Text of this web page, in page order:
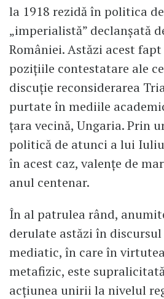
la 1918 rezidă în politica
„imperialistă” declanșată
României. Astăzi acest
pozițiile contestatare ale
discuție reconsiderarea
purtate în mediile
țara vecină, Ungaria. Prin
politică de atunci a lui
în acest caz, valențe de
anul centenar.
În al patrulea rând,
derulate astăzi în
mediatic, în care în
metafizic, este
acțiunea unirii la nivelul